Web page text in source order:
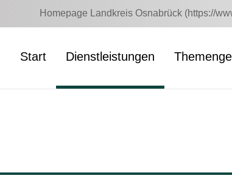
Homepage Landkreis Osnabrück (https://
Start Dienstleistungen